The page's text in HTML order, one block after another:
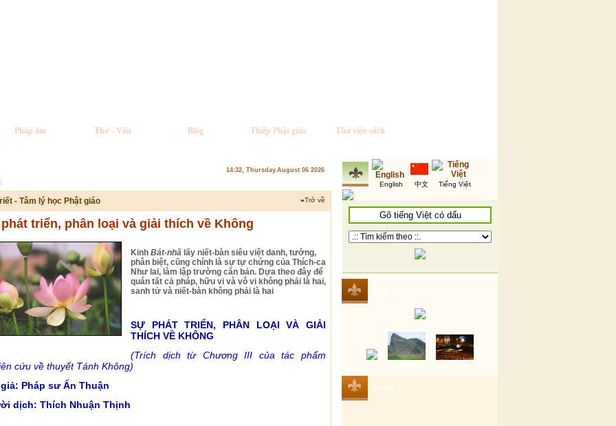
Pháp âm Thơ - Văn Blog Thiệp Phật giáo Thư viện sách
14:32, Thursday.August 06 2026
- Tâm lý học Phật giáo »Trở về
triển, phân loại và giải thích về Không
Kinh Bát-nhã lấy niết-bàn siêu việt danh, tướng,
phân biệt, cũng chính là sự tự chứng của Thích-ca
Như lai, làm lập trường căn bản. Dựa theo đây để
quán tất cả pháp, hữu vi và vô vi không phải là hai,
sanh tử và niết-bàn không phải là hai
SỰ PHÁT TRIỂN, PHÂN LOẠI VÀ GIẢI
THÍCH VỀ KHÔNG
(Trích dịch từ Chương III của tác phẩm
cứu về thuyết Tánh Không)
Pháp sư Ấn Thuận
dịch: Thích Nhuận Thịnh
English 中文 Tiếng Việt
Video